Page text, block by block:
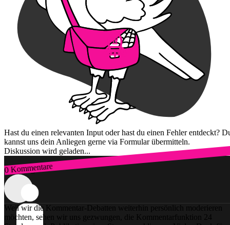
Hast du einen relevanten Input oder hast du einen Fehler entdeckt?
kannst uns dein Anliegen gerne via Formular übermitteln.
Diskussion wird geladen...
0 Kommentare
Zum Login
Weil wir die Kommentar-Debatten weiterhin persönlich moderieren
möchten, sehen wir uns gezwungen, die Kommentarfunktion 24